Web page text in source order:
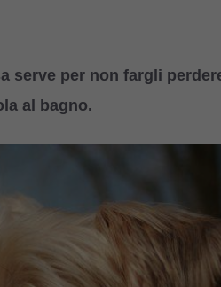
serve per non fargli
al bagno.